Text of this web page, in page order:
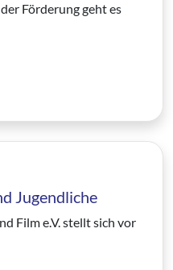
Förderung geht es
Jugendliche
Film e.V. stellt sich vor